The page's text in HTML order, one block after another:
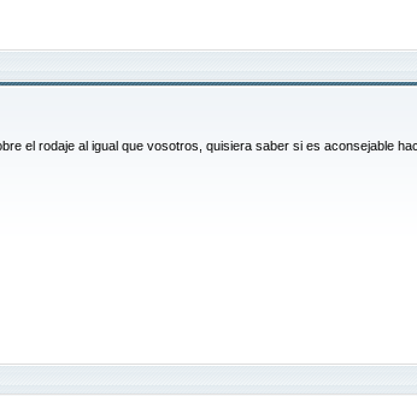
el rodaje al igual que vosotros, quisiera saber si es aconsejable